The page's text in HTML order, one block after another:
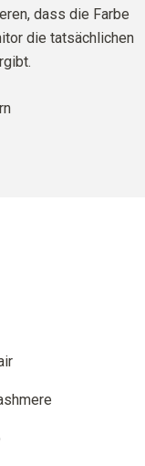
dass die Farbe
die tatsächlichen